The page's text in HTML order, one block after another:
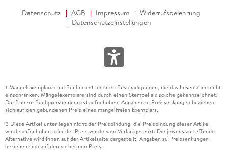
Datenschutz AGB Impressum
Widerrufsbelehrung
Datenschutzeinstellungen
1 Mängelexemplare sind Bücher mit leichten Beschädigungen, die das Lesen aber nicht
einschränken. Mängelexemplare sind durch einen Stempel als solche gekennzeichnet.
Die frühere Buchpreisbindung ist aufgehoben. Angaben zu Preissenkungen beziehen
sich auf den gebundenen Preis eines mangelfreien Exemplars.
2 Diese Artikel unterliegen nicht der Preisbindung, die Preisbindung dieser Artikel
wurde aufgehoben oder der Preis wurde vom Verlag gesenkt. Die jeweils zutreffende
Alternative wird Ihnen auf der Artikelseite dargestellt. Angaben zu Preissenkungen
beziehen sich auf den vorherigen Preis.